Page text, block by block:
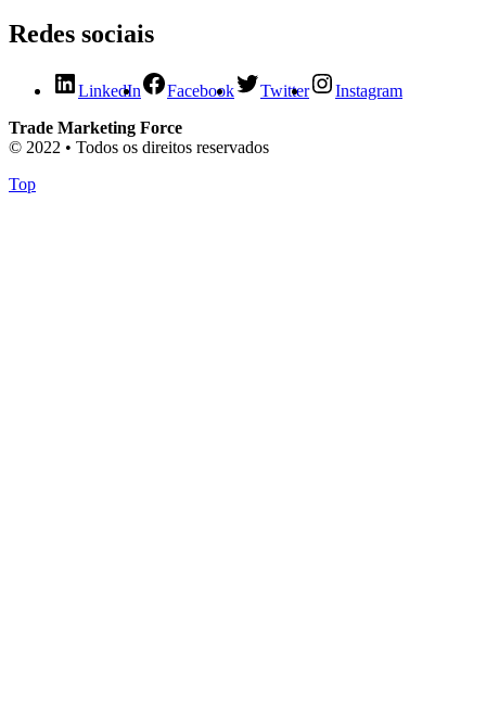
Redes sociais
LinkedIn Facebook Twitter
Instagram
Trade Marketing Force
© 2022 • Todos os direitos reservados
Top